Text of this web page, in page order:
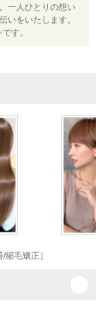
一人ひとりの想い
いをいたします。
す。
毛矯正］